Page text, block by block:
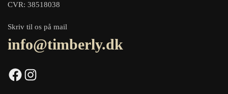
CVR: 38518038
Skriv til os på mail
info@timberly.dk
Facebook Instagram